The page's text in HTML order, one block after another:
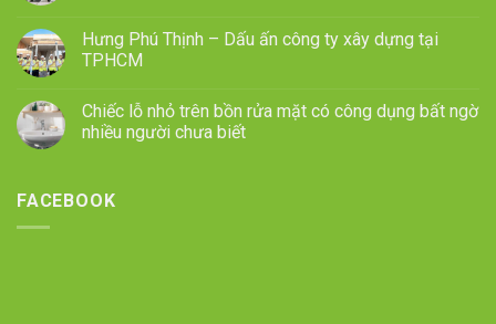
Hưng Phú Thịnh – Dấu ấn công ty xây dựng tại
TPHCM
Chiếc lỗ nhỏ trên bồn rửa mặt có công dụng bất ngờ
nhiều người chưa biết
FACEBOOK